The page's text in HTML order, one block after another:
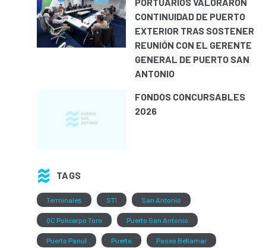
CONTINUIDAD DE PUERTO
EXTERIOR TRAS SOSTENER
REUNIÓN CON EL GERENTE
GENERAL DE PUERTO SAN
ANTONIO
FONDOS CONCURSABLES
2026
TAGS
Terminales STI San Antonio
QC Policarpo Toro Puerto San Antonio
Puerto Panul Puerto Paseo Bellamar